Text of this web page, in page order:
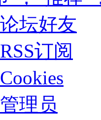
坛好友
订阅
理员